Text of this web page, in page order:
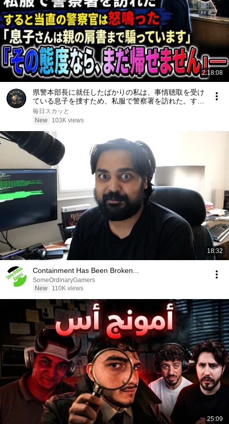
2:18:08
県警本部長に就任したばかりの私は、事情聴取を受け
ている息子を捜すため、私服で警察署を訪れた。する
と当直の警察官は「息子さんは親の肩書まで騙ってい
ます。その態度なら、まだ帰せません」と怒鳴った
毎日スカッと
New
103K views
18:32
Containment Has Been Broken...
SomeOrdinaryGamers
New
110K views
25:09